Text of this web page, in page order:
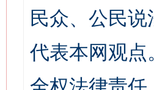
民众、公民
代表本网观点